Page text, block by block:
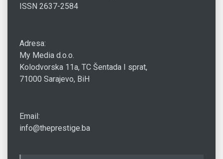
ISSN 2637-2584
Adresa:
My Media d.o.o.
Kolodvorska 11a, TC Šentada I sprat,
71000 Sarajevo, BiH
Email:
info@theprestige.ba